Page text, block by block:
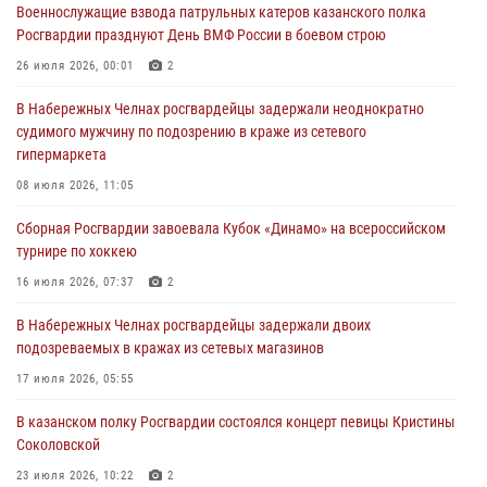
24 июля 2026, 15:05 4
В казанском полку Росгвардии состоялся концерт певицы Кристины
23 июля 2026, 10:22 2
В Нижнекамске сотрудники Росгвардии задержали подозреваемого
в краже
В Казани Росгвардия приняла участие в обеспечении безопасности
крестного хода и освящения храма
Военнослужащие взвода патрульных катеров казанского полка
Росгвардии празднуют День ВМФ России в боевом строю
26 июля 2026, 00:01 2
В Набережных Челнах росгвардейцы задержали неоднократно
судимого мужчину по подозрению в краже из сетевого
гипермаркета
08 июля 2026, 11:05
Сборная Росгвардии завоевала Кубок «Динамо» на всероссийском
турнире по хоккею
16 июля 2026, 07:37 2
В Набережных Челнах росгвардейцы задержали двоих
подозреваемых в кражах из сетевых магазинов
17 июля 2026, 05:55
В казанском полку Росгвардии состоялся концерт певицы Кристины
Соколовской
23 июля 2026, 10:22 2